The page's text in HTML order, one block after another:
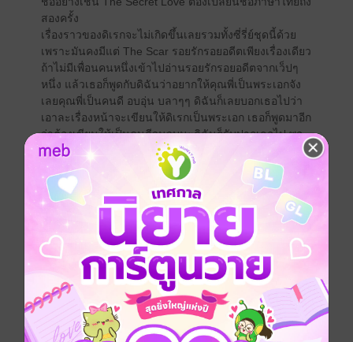
สองครั้ง
เรื่องราวของดิเรกจะไม่เกิดขึ้นเลยรวมทั้งซี่รี่ย์ชุดนี้ด้วย
เพราะมันคงมีแต่ The Scar รอยรักรอยอดีตเพียงเรื่องเดียว
ถ้าไม่มีเพื่อนคนหนึ่งเข้าไปอ่านรอยรักรอยอดีตจากเว็ปๆ
หนึ่ง แล้วเธอก็พูดกับดิฉันว่าอยากให้คุณพี่เป็นพระเอกจัง
เลยคุณพี่เป็นคนดี อบอุ่น บลาๆๆ ดิฉันก็เลยบอกเธอไปว่า
เอาละเรื่องหน้าจะเขียนให้ดิเรกเป็นพระเอก เธอก็พูดมาอีก
ว่าต้องเขียนให้เป็นคนดีจนจบนะดิฉันก็รับปากเธอไป พอ
รอยรักรอยอดีตจบลงดิฉันก็เริ่มต้นเขียนชีวิตของดิเรกที่
เป็นคนดีไม่มีรอยด่างพร้อยโดยใช้ชื่อเรื่องว่าThe Way บน
ทางรัก แต่เขียนไปแล้วมันช่างยากจริงชีวิตคนดีจริงๆนี่มัน
ไม่มีอะไรให้เขียนเอาเลย เกือบจะวางมือเสียแล้วหลังจาก
เขียนไปได้แค่2ตอนก็ต้องหยุดเพราะตัน
แต่แล้วชีวิตของดิเรกก็ได้ไปต่อได้พร้อมทั้งซีรี่ย์ที่จะมีเพียง
สองเรื่องก็กลายเป็นสามเพราะจู่ๆณิชชาที่ไม่เคยมีตัวตน
มาก่อนก็เกิดขึ้นพอเขียนเรื่องของณิชชาใน The Secret
Love เป็นเพราะความรัก ไปได้ไม่กี่ตอนชีวิตดิเรกก็กลับมา
แถมกลับมาทั้งสองเรื่องมามีบทบาทใน The Secret Love
เป็นเพราะความรัก แล้วดิฉันก็สามารถเขียน The Way บน
ทางรักต่อได้จนจบในเวลาไล่ๆกัน แต่บนทางรักนี่อาจจะ